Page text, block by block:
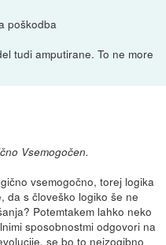
poškodba
tudi amputirane. To ne more
Vsemogočen.
vsemogočno, torej logika
da s človeško logiko še ne
Potemtakem lahko neko
sposobnostmi odgovori na
se bo to neizogibno